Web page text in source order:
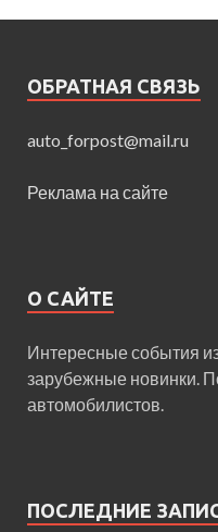
ОБРАТНАЯ СВЯЗЬ
auto_forpost@mail.ru
Реклама на сайте
О САЙТЕ
Интересные события
зарубежные новинки.
автомобилистов.
ПОСЛЕДНИЕ